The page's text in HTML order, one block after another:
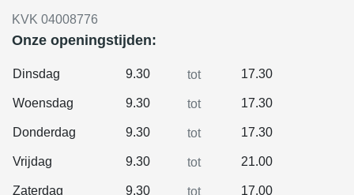
KVK 04008776
Onze openingstijden:
Dinsdag 9.30 tot 17.30
Woensdag 9.30 tot 17.30
Donderdag 9.30 tot 17.30
Vrijdag 9.30 tot 21.00
Zaterdag 9.30 tot 17.00